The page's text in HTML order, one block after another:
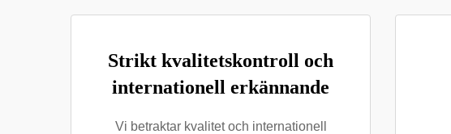
Strikt kvalitetskontroll och
internationell erkännande
Vi betraktar kvalitet och internationell